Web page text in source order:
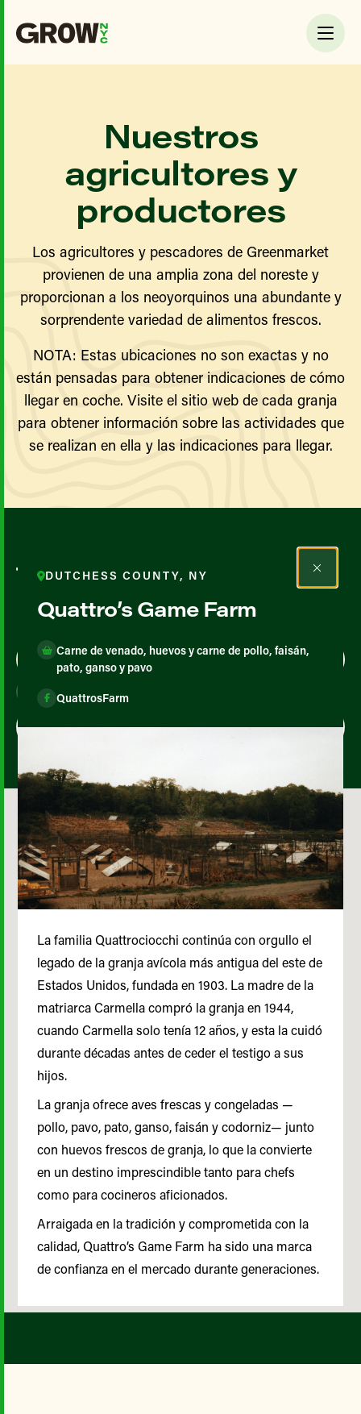
Nuestros
agricultores y
productores
Los agricultores y pescadores de Greenmarket
provienen de una amplia zona del noreste y
proporcionan a los neoyorquinos una abundante y
sorprendente variedad de alimentos frescos.
NOTA: Estas ubicaciones no son exactas y no
están pensadas para obtener indicaciones de cómo
llegar en coche. Visite el sitio web de cada granja
para obtener información sobre las actividades que
se realizan en ella y las indicaciones para llegar.
Todos los agricultores y
productores
Map View List View
DUTCHESS COUNTY, NY
Quattro’s Game Farm
Carne de venado, huevos y carne de pollo, faisán,
pato, ganso y pavo
QuattrosFarm
La familia Quattrociocchi continúa con orgullo el
legado de la granja avícola más antigua del este de
Estados Unidos, fundada en 1903. La madre de la
matriarca Carmella compró la granja en 1944,
cuando Carmella solo tenía 12 años, y esta la cuidó
durante décadas antes de ceder el testigo a sus
hijos.
La granja ofrece aves frescas y congeladas —
pollo, pavo, pato, ganso, faisán y codorniz— junto
con huevos frescos de granja, lo que la convierte
en un destino imprescindible tanto para chefs
como para cocineros aficionados.
Arraigada en la tradición y comprometida con la
calidad, Quattro’s Game Farm ha sido una marca
de confianza en el mercado durante generaciones.